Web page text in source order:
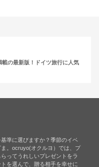
載の最新版！ドイツ旅行に人気
準に選びますか？季節のイベ
。ocruyo(オクルヨ）では、プ
ってうれしいプレゼントをラ
を選んで、贈る相手を幸せに